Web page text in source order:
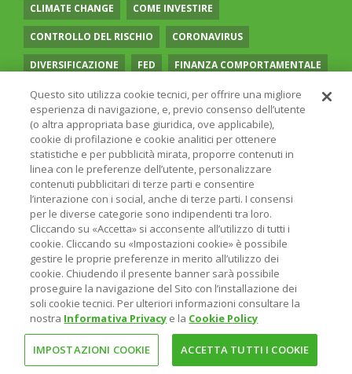
CLIMATE CHANGE COME INVESTIRE
CONTROLLO DEL RISCHIO CORONAVIRUS
DIVERSIFICAZIONE FED FINANZA COMPORTAMENTALE
FINTECH FONDI PENSIONE GENERAZIONE Z
INFLAZIONE INVESTIMENTI TEMATICI
INVESTIRE A LUNGO TERMINE INVESTIRE SOSTENIBILE
MATERIE PRIME MEGATREND INVESTIMENTO
MERCATI EMERGENTI MIGLIORI FONDI AZIONARI EUROPA
MIGLIORI FONDI AZIONARI ROBOTICA
MIGLIORI FONDI AZIONARI TECNOLOGIA
MIGLIORI FONDI ENERGIE RINNOVABILI
MIGLIORI FONDI ESG MIGLIORI FONDI METALLI PREZIOSI
MIGLIORI FONDI OBBLIGAZIONARI SOSTENIBILI
Questo sito utilizza cookie tecnici, per offrire una migliore
esperienza di navigazione, e, previo consenso dell’utente
(o altra appropriata base giuridica, ove applicabile),
cookie di profilazione e cookie analitici per ottenere
statistiche e per pubblicità mirata, proporre contenuti in
linea con le preferenze dell’utente, personalizzare
contenuti pubblicitari di terze parti e consentire
l’interazione con i social, anche di terze parti. I consensi
per le diverse categorie sono indipendenti tra loro.
Cliccando su «Accetta» si acconsente all’utilizzo di tutti i
cookie. Cliccando su «Impostazioni cookie» è possibile
gestire le proprie preferenze in merito all’utilizzo dei
cookie. Chiudendo il presente banner sarà possibile
proseguire la navigazione del Sito con l’installazione dei
soli cookie tecnici. Per ulteriori informazioni consultare la
nostra Informativa Privacy e la Cookie Policy
IMPOSTAZIONI COOKIE ACCETTA TUTTI I COOKIE